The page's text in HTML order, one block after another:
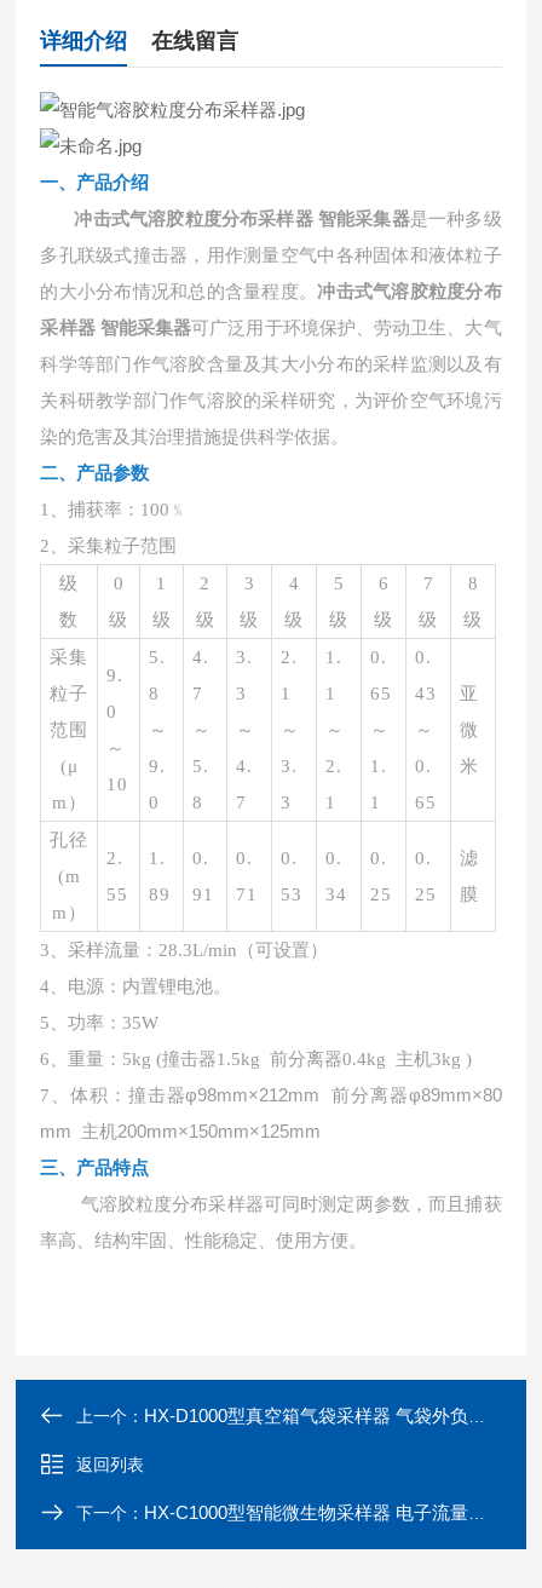
详细介绍 在线留言
一、产品介绍
冲击式气溶胶粒度分布采样器 智能采集器是一种多级
多孔联级式撞击器，用作测量空气中各种固体和液体粒子
的大小分布情况和总的含量程度。冲击式气溶胶粒度分布
采样器 智能采集器可广泛用于环境保护、劳动卫生、大气
科学等部门作气溶胶含量及其大小分布的采样监测以及有
关科研教学部门作气溶胶的采样研究，为评价空气环境污
染的危害及其治理措施提供科学依据。
二、 产品参数
1、捕获率：100﹪
2、采集粒子范围
级
数
0
级
1
级
2
级
3
级
4
级
5
级
6
级
7
级
8
级
采集
粒子
范围
(μ
m）
9.
0
～
10
5.
8
～
9.
0
4.
7
～
5.
8
3.
3
～
4.
7
2.
1
～
3.
3
1.
1
～
2.
1
0.
65
～
1.
1
0.
43
～
0.
65
亚
微
米
孔径
(m
m）
2.
55
1.
89
0.
91
0.
71
0.
53
0.
34
0.
25
0.
25
滤
膜
3、采样流量：28.3L/min（可设置）
4、电源：内置锂电池。
5、功率：35W
6、重量：5kg (撞击器1.5kg 前分离器0.4kg 主机3kg )
7、体积 ： 撞击器φ98mm×212mm 前分离器φ89mm×80
mm 主机200mm×150mm×125mm
三、 产品特点
气溶胶粒度分布采样器可同时测定两参数，而且捕获
率高、结构牢固、性能稳定、使用方便。
上一个： HX-D1000型真空箱气袋采样器 气袋外负压法
返回列表
下一个： HX-C1000型智能微生物采样器 电子流量计恒流采样